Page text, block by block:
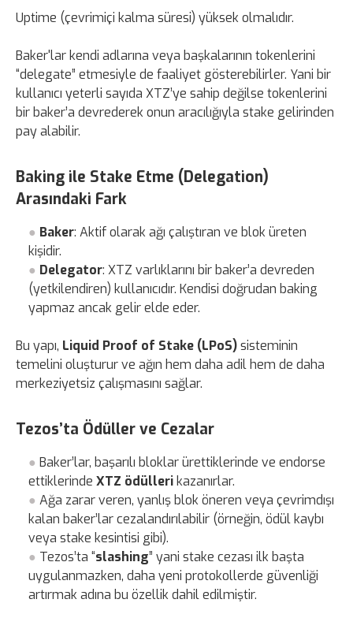
Uptime (çevrimiçi kalma süresi) yüksek olmalıdır.
Baker'lar kendi adlarına veya başkalarının tokenlerini
“delegate” etmesiyle de faaliyet gösterebilirler. Yani bir
kullanıcı yeterli sayıda XTZ’ye sahip değilse tokenlerini
bir baker’a devrederek onun aracılığıyla stake gelirinden
pay alabilir.
Baking ile Stake Etme (Delegation)
Arasındaki Fark
Baker: Aktif olarak ağı çalıştıran ve blok üreten
kişidir.
Delegator: XTZ varlıklarını bir baker’a devreden
(yetkilendiren) kullanıcıdır. Kendisi doğrudan baking
yapmaz ancak gelir elde eder.
Bu yapı, Liquid Proof of Stake (LPoS)sisteminin
temelini oluşturur ve ağın hem daha adil hem de daha
merkeziyetsiz çalışmasını sağlar.
Tezos’ta Ödüller ve Cezalar
Baker’lar, başarılı bloklar ürettiklerinde ve endorse
ettiklerindeXTZ ödüllerikazanırlar.
Ağa zarar veren, yanlış blok öneren veya çevrimdışı
kalan baker’lar cezalandırılabilir (örneğin, ödül kaybı
veya stake kesintisi gibi).
Tezos’ta “slashing” yani stake cezası ilk başta
uygulanmazken, daha yeni protokollerde güvenliği
artırmak adına bu özellik dahil edilmiştir.